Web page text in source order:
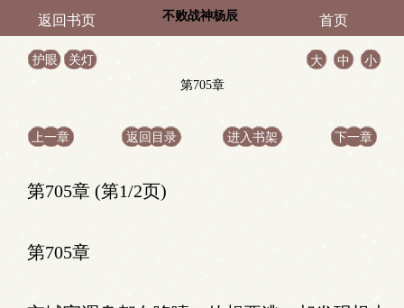
返回书页 不败战神杨辰 首页
护眼 关灯 大 中
小
第705章
上一章 返回目录 进入书架 下一章
第705章 (第1/2页)
第705章